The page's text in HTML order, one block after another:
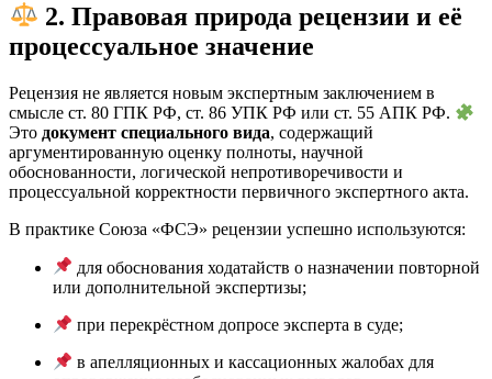
2. Правовая природа рецензии и её
процессуальное значение
Рецензия не является новым экспертным заключением в
смысле ст. 80 ГПК РФ, ст. 86 УПК РФ или ст. 55 АПК РФ.
Это документ специального вида, содержащий
аргументированную оценку полноты, научной
обоснованности, логической непротиворечивости и
процессуальной корректности первичного экспертного акта.
В практике Союза «ФСЭ» рецензии успешно используются:
для обоснования ходатайств о назначении повторной
или дополнительной экспертизы;
при перекрёстном допросе эксперта в суде;
в апелляционных и кассационных жалобах для